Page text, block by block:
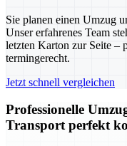
Sie planen einen Umzug
Unser erfahrenes Team
letzten Karton zur Seite –
termingerecht.
Jetzt schnell vergleichen
Professionelle
Transport perfekt